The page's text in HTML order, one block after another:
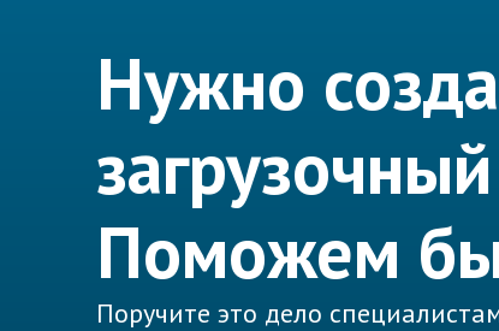
Нужно
Поможем
Поручите это дело